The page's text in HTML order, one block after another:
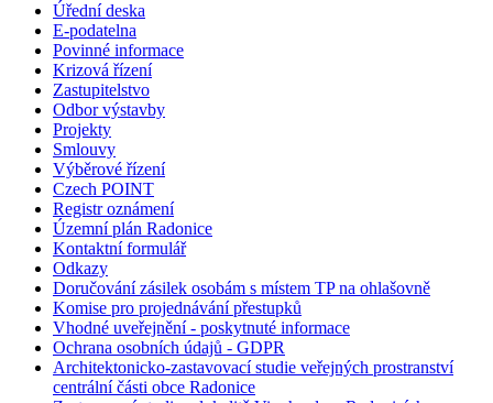
Úřední deska
E-podatelna
Povinné informace
Krizová řízení
Zastupitelstvo
Odbor výstavby
Projekty
Smlouvy
Výběrové řízení
Czech POINT
Registr oznámení
Územní plán Radonice
Kontaktní formulář
Odkazy
Doručování zásilek osobám s místem TP na ohlašovně
Komise pro projednávání přestupků
Vhodné uveřejnění - poskytnuté informace
Ochrana osobních údajů - GDPR
Architektonicko-zastavovací studie veřejných prostranství
centrální části obce Radonice